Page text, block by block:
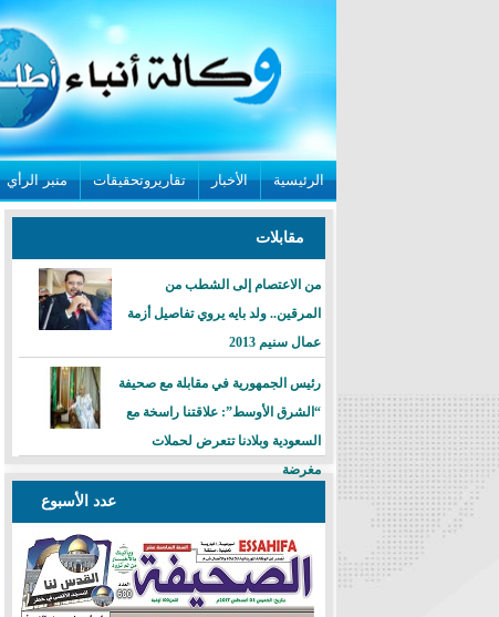
الرئيسية الأخبار تقاريروتحقيقات منبر الرأي
مقابلات
من الاعتصام إلى الشطب من
المرقين.. ولد بايه يروي تفاصيل أزمة
عمال سنيم 2013
رئيس الجمهورية في مقابلة مع صحيفة
“الشرق الأوسط”: علاقتنا راسخة مع
السعودية وبلادنا تتعرض لحملات
مغرضة
عدد الأسبوع